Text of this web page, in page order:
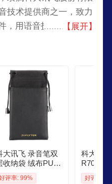
技术提供商之一，致力
，用语音技术智造理想
【展开】
大讯飞 录音笔双
收纳袋 绒布PU皮
用型 防刮防摔 亲
材质 便捷收纳
评率: 99%
科大讯
R702星
音转文
录音器
好评率: